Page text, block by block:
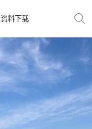
资料下载